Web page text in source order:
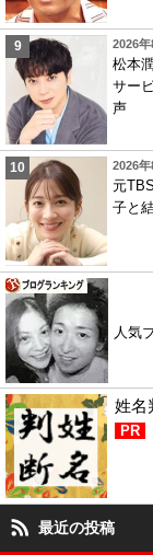
2026
松本
サー
声
2026
元
子と
人気
姓名
PR
最近の投稿